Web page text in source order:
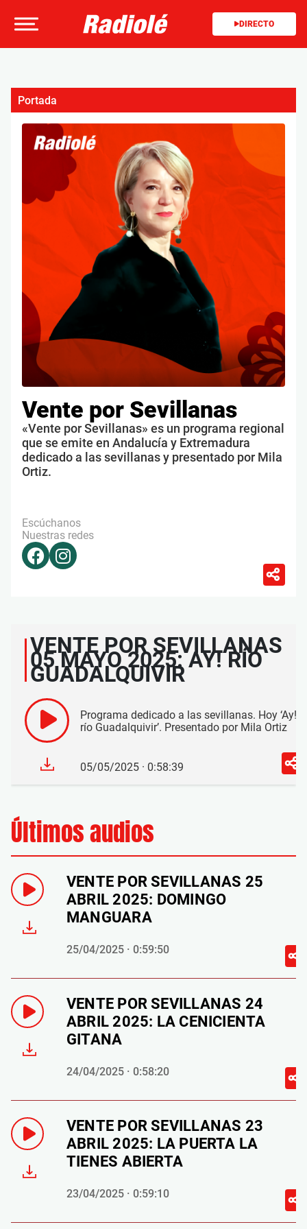
DIRECTO
Vente por Sevillanas
«Vente por Sevillanas» es un programa regional
que se emite en Andalucía y Extremadura
dedicado a las sevillanas y presentado por Mila
Ortiz.
Escúchanos
Nuestras redes
Portada
VENTE POR SEVILLANAS
05 MAYO 2025: AY! RÍO
GUADALQUIVIR
Programa dedicado a las sevillanas. Hoy ‘Ay!
río Guadalquivir’. Presentado por Mila Ortiz
05/05/2025 · 0:58:39
Últimos audios
VENTE POR SEVILLANAS 25
ABRIL 2025: DOMINGO
MANGUARA
25/04/2025 · 0:59:50
VENTE POR SEVILLANAS 24
ABRIL 2025: LA CENICIENTA
GITANA
24/04/2025 · 0:58:20
VENTE POR SEVILLANAS 23
ABRIL 2025: LA PUERTA LA
TIENES ABIERTA
23/04/2025 · 0:59:10